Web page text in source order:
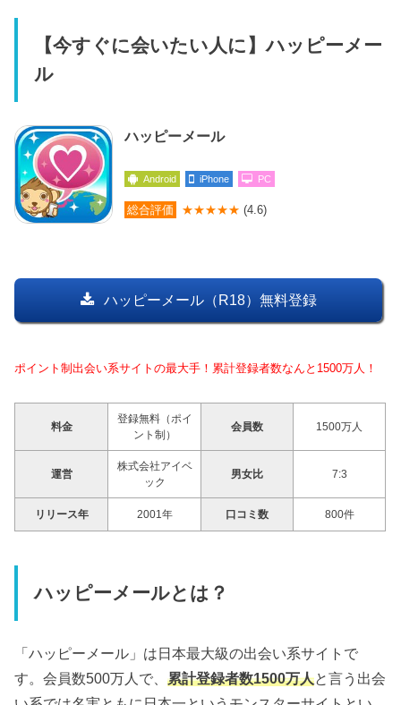
【今すぐに会いたい人に】ハッピーメー
ル
ハッピーメール
Android iPhone PC
総合評価 ★★★★★ (4.6)
ハッピーメール（R18）無料登録
ポイント制出会い系サイトの最大手！累計登録者数なんと1500万人！
料金
登録無料（ポイ
ント制）
会員数 1500万人
運営
株式会社アイベ
ック
男女比 7:3
リリース年 2001年 口コミ数 800件
ハッピーメールとは？
「ハッピーメール」は日本最大級の出会い系サイトで
す。会員数500万人で、累計登録者数1500万人と言う出会